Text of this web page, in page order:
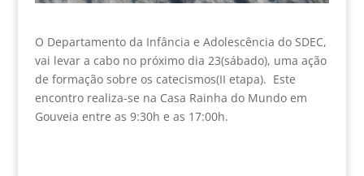
O Departamento da Infância e Adolescência do SDEC,
vai levar a cabo no próximo dia 23(sábado), uma ação
de formação sobre os catecismos(II etapa). Este
encontro realiza-se na Casa Rainha do Mundo em
Gouveia entre as 9:30h e as 17:00h.